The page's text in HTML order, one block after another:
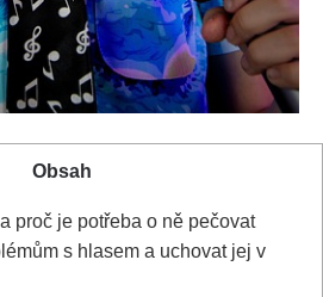
Obsah
proč je potřeba o ně pečovat
s hlasem a uchovat jej v